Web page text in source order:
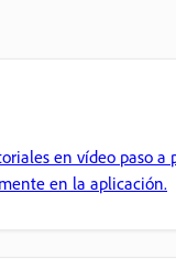
en vídeo paso a
en la aplicación.